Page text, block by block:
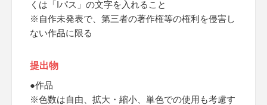
くは「Iパス」の文字を入れること
※自作未発表で、第三者の著作権等の権利を侵害し
ない作品に限る
提出物
●作品
※色数は自由、拡大・縮小、単色での使用も考慮す